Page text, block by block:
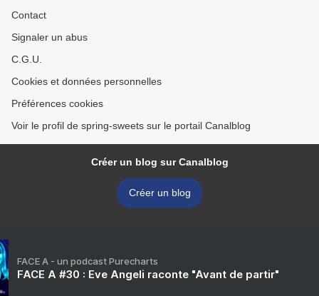
Contact
Signaler un abus
C.G.U.
Cookies et données personnelles
Préférences cookies
Voir le profil de spring-sweets sur le portail Canalblog
Créer un blog sur Canalblog
Créer un blog
FACE A - un podcast Purecharts
FACE A #30 : Eve Angeli raconte "Avant de partir"